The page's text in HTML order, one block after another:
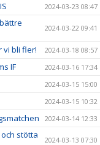
2024-03-23 08:47
2024-03-22 09:41
vi bli fler! 2024-03-18 08:57
IF 2024-03-16 17:34
2024-03-15 15:00
2024-03-15 10:32
2024-03-14 12:33
stötta
2024-03-13 07:30